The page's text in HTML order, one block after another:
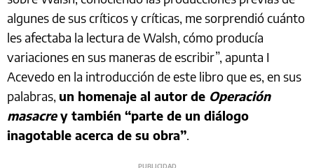
algunes de sus críticos y críticas, me sorprendió cuánto
les afectaba la lectura de Walsh, cómo producía
variaciones en sus maneras de escribir”, apunta I
Acevedo en la introducción de este libro que es, en sus
palabras, un homenaje al autor de Operación
masacrey también “parte de un diálogo
inagotable acerca de su obra”.